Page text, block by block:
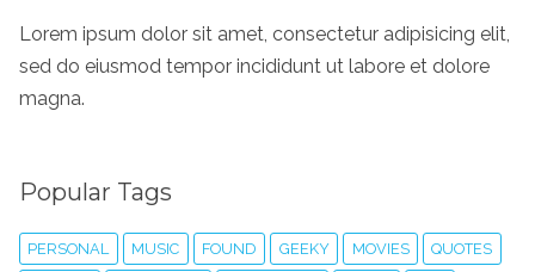
Lorem ipsum dolor sit amet, consectetur adipisicing elit,
sed do eiusmod tempor incididunt ut labore et dolore
magna.
Popular Tags
PERSONAL MUSIC FOUND GEEKY MOVIES QUOTES